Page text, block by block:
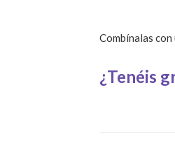
Combínalas
¿Tenéis